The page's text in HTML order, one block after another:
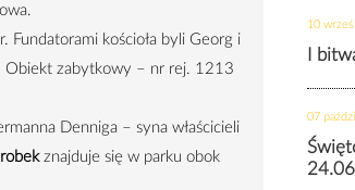
kościoła byli Georg i
Obiekt zabytkowy – nr rej. 1213
Denniga – syna właścicieli
znajduje się w parku obok
10
I
07